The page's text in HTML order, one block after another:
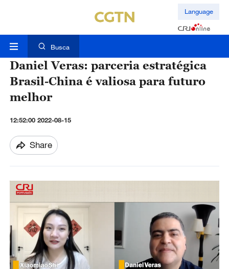
Language
Busca
Daniel Veras: parceria estratégica
Brasil-China é valiosa para futuro
melhor
12:52:00 2022-08-15
Share